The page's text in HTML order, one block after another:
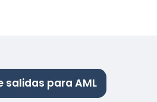
salidas para AML